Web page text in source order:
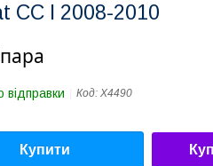
CC I 2008-2010
відправки Код: X4490
Купити